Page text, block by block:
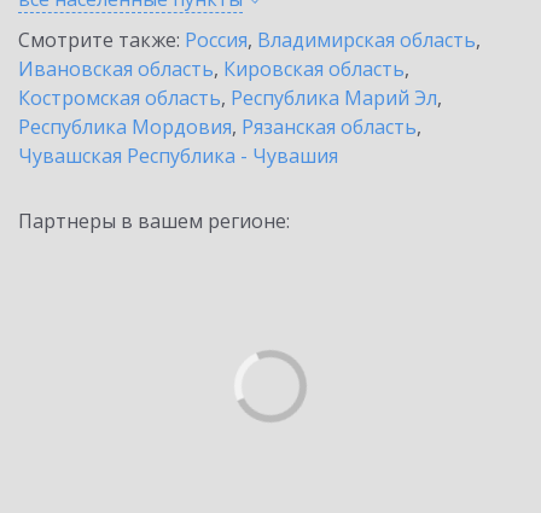
Смотрите также: Россия, Владимирская область,
Ивановская область, Кировская область,
Костромская область, Республика Марий Эл,
Республика Мордовия, Рязанская область,
Чувашская Республика - Чувашия
Партнеры в вашем регионе: